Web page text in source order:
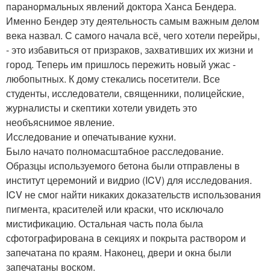
паранормальных явлений доктора Ханса Бендера.
Именно Бендер эту деятельность самым важным делом
века назвал. С самого начала всё, чего хотели перейры,
- это избавиться от призраков, захвативших их жизни и
город. Теперь им пришлось пережить новый ужас -
любопытных. К дому стекались посетители. Все
студенты, исследователи, священники, полицейские,
журналисты и скептики хотели увидеть это
необъяснимое явление.
Исследование и опечатывание кухни.
Было начато полномасштабное расследование.
Образцы используемого бетона были отправлены в
институт церемоний и видрио (ICV) для исследования.
ICV не смог найти никаких доказательств использования
пигмента, красителей или краски, что исключало
мистификацию. Остальная часть пола была
сфотографирована в секциях и покрыта раствором и
запечатана по краям. Наконец, двери и окна были
запечатаны воском.